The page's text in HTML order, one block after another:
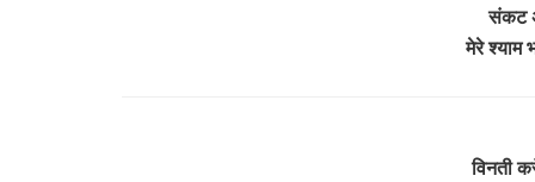
संकट
मेरे श्याम
विनती